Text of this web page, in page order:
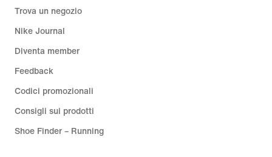
Trova un negozio
Nike Journal
Diventa member
Feedback
Codici promozionali
Consigli sui prodotti
Shoe Finder – Running